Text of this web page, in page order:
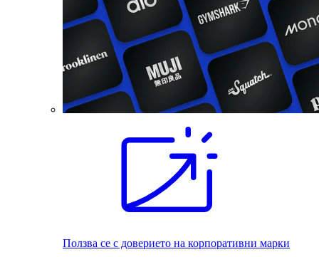
Ползва се с доверието на корпоративни марки